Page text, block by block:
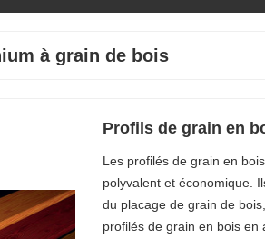
à grain de bois
Profils de grain en
Les profilés de grain en
polyvalent et économique.
du placage de grain de
profilés de grain en bois